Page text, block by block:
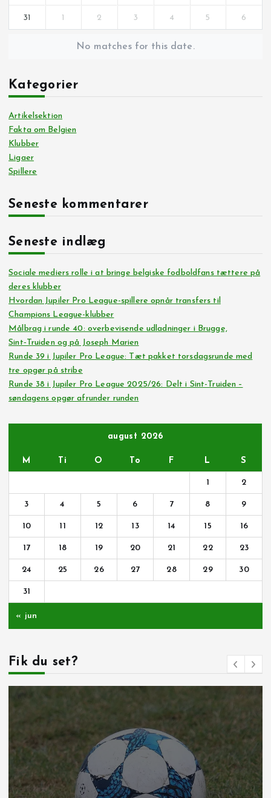
31 1 2 3 4 5 6
No matches for this date.
Kategorier
Artikelsektion
Fakta om Belgien
Klubber
Ligaer
Spillere
Seneste kommentarer
Seneste indlæg
Sociale mediers rolle i at bringe belgiske fodboldfans tættere på
deres klubber
Hvordan Jupiler Pro League-spillere opnår transfers til
Champions League-klubber
Målbrag i runde 40: overbevisende udladninger i Brugge,
Sint‑Truiden og på Joseph Marien
Runde 39 i Jupiler Pro League: Tæt pakket torsdagsrunde med
tre opgør på stribe
Runde 38 i Jupiler Pro League 2025/26: Delt i Sint-Truiden –
søndagens opgør afrunder runden
august 2026
M Ti O To F L S
1 2
3 4 5 6 7 8 9
10 11 12 13 14 15 16
17 18 19 20 21 22 23
24 25 26 27 28 29 30
31
« jun
Fik du set?